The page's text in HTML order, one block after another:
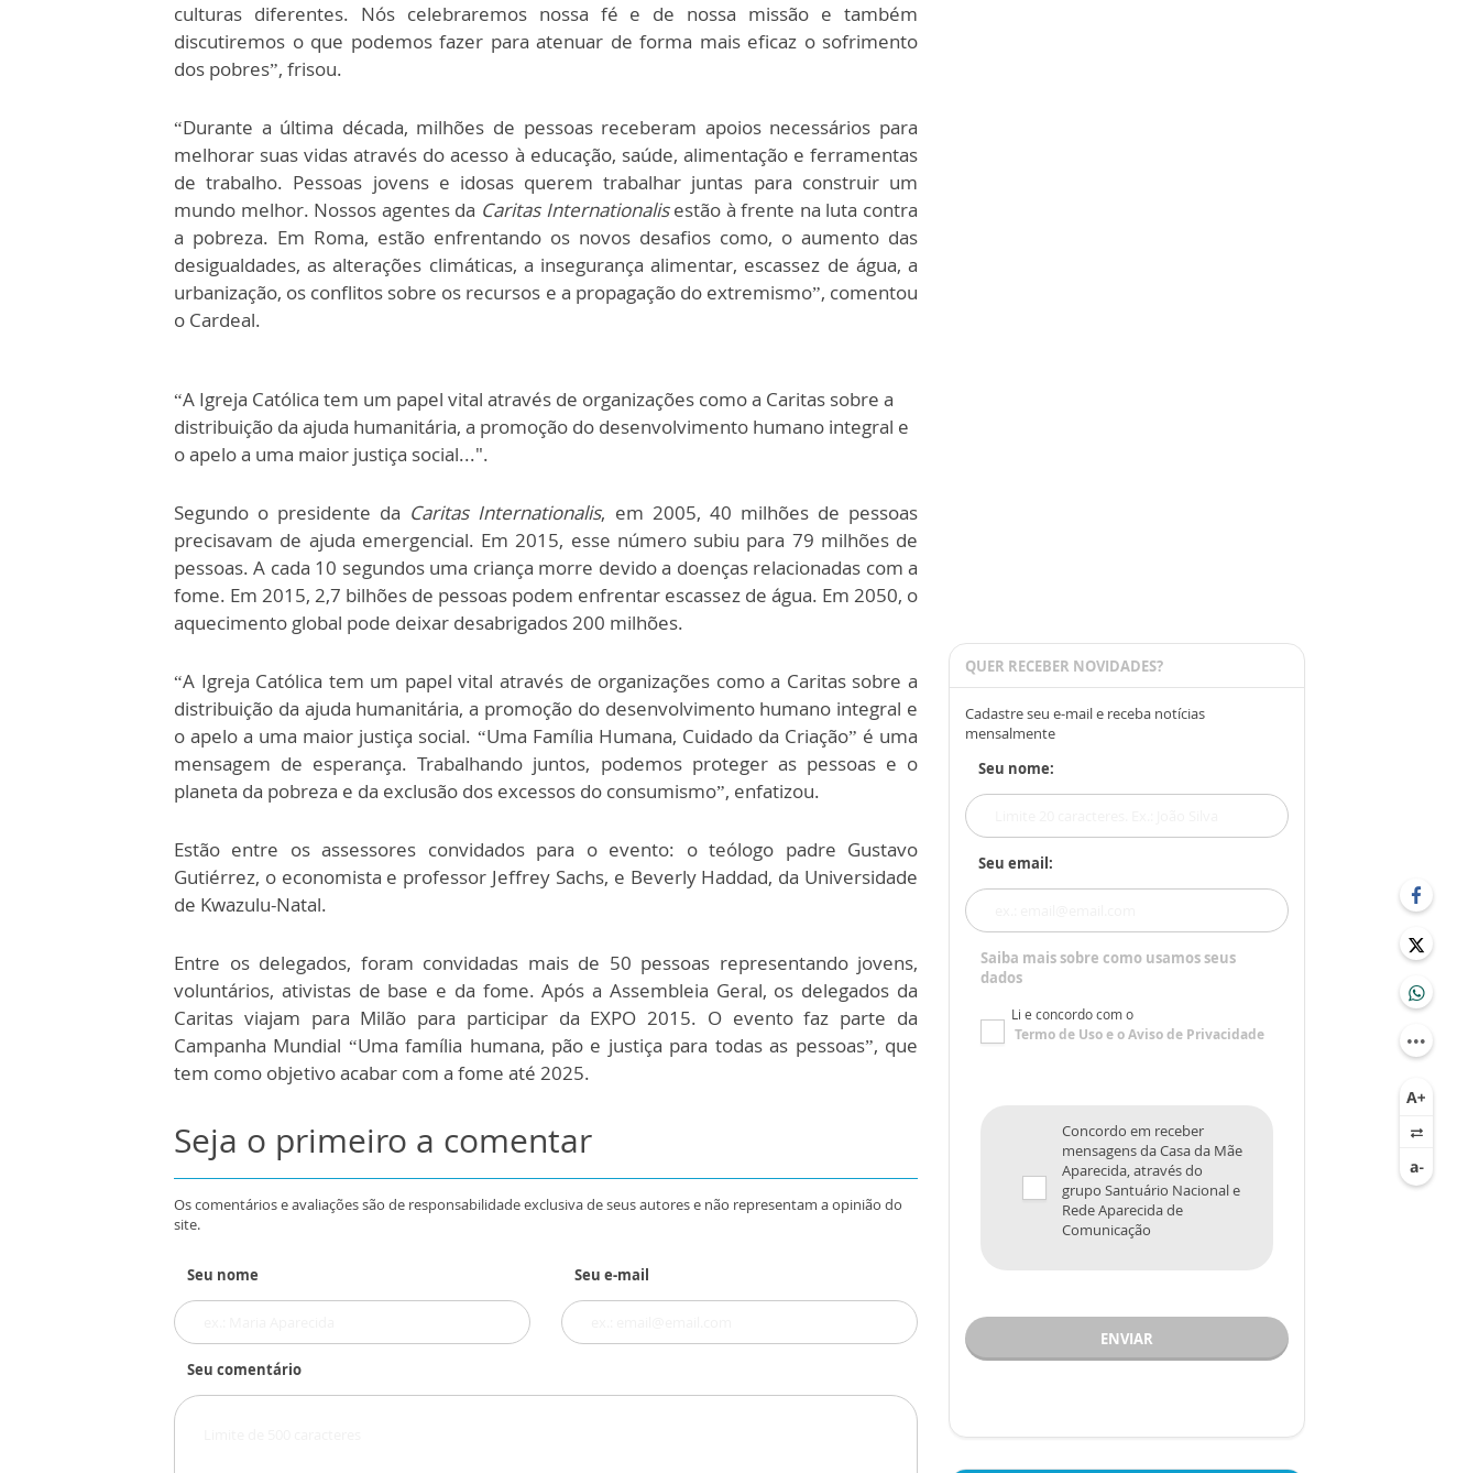
culturas diferentes. Nós celebraremos nossa fé e de nossa missão e também
discutiremos o que podemos fazer para atenuar de forma mais eficaz o sofrimento
dos pobres”, frisou.
“Durante a última década, milhões de pessoas receberam apoios necessários para
melhorar suas vidas através do acesso à educação, saúde, alimentação e ferramentas
de trabalho. Pessoas jovens e idosas querem trabalhar juntas para construir um
mundo melhor. Nossos agentes da Caritas Internationalisestão à frente na luta contra
a pobreza. Em Roma, estão enfrentando os novos desafios como, o aumento das
desigualdades, as alterações climáticas, a insegurança alimentar, escassez de água, a
urbanização, os conflitos sobre os recursos e a propagação do extremismo”, comentou
o Cardeal.
“A Igreja Católica tem um papel vital através de organizações como a Caritas sobre a
distribuição da ajuda humanitária, a promoção do desenvolvimento humano integral e
o apelo a uma maior justiça social...".
Segundo o presidente da Caritas Internationalis, em 2005, 40 milhões de pessoas
precisavam de ajuda emergencial. Em 2015, esse número subiu para 79 milhões de
pessoas. A cada 10 segundos uma criança morre devido a doenças relacionadas com a
fome. Em 2015, 2,7 bilhões de pessoas podem enfrentar escassez de água. Em 2050, o
aquecimento global pode deixar desabrigados 200 milhões.
“A Igreja Católica tem um papel vital através de organizações como a Caritas sobre a
distribuição da ajuda humanitária, a promoção do desenvolvimento humano integral e
o apelo a uma maior justiça social. “Uma Família Humana, Cuidado da Criação” é uma
mensagem de esperança. Trabalhando juntos, podemos proteger as pessoas e o
planeta da pobreza e da exclusão dos excessos do consumismo”, enfatizou.
Estão entre os assessores convidados para o evento: o teólogo padre Gustavo
Gutiérrez, o economista e professor Jeffrey Sachs, e Beverly Haddad, da Universidade
de Kwazulu-Natal.
Entre os delegados, foram convidadas mais de 50 pessoas representando jovens,
voluntários, ativistas de base e da fome. Após a Assembleia Geral, os delegados da
Caritas viajam para Milão para participar da EXPO 2015. O evento faz parte da
Campanha Mundial “Uma família humana, pão e justiça para todas as pessoas”, que
tem como objetivo acabar com a fome até 2025.
Seja o primeiro a comentar
Os comentários e avaliações são de responsabilidade exclusiva de seus autores e não representam a opinião do
site.
Seu nome Seu e-mail
Seu comentário
QUER RECEBER NOVIDADES?
Cadastre seu e-mail e receba notícias
mensalmente
Seu nome:
Seu email:
Saiba mais sobre como usamos seus
dados
Li e concordo com o
Termo de Usoe oAviso de Privacidade
Concordo em receber
mensagens da Casa da Mãe
Aparecida, através do
grupo Santuário Nacional e
Rede Aparecida de
Comunicação
ENVIAR